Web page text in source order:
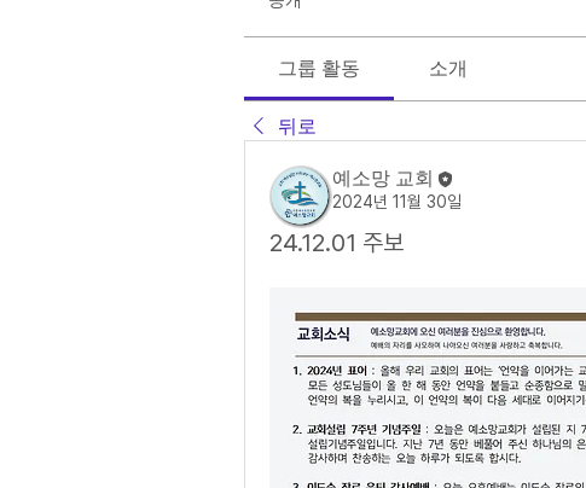
그룹 활동 소개
뒤로
예소망 교회
2024년 11월 30일
24.12.01 주보